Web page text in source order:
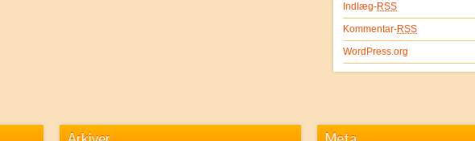
Indlæg-RSS
Kommentar-RSS
WordPress.org